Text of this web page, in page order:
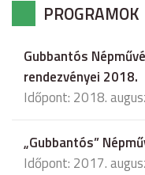
PROGRAMOK
Gubbantós
rendezvényei 2018.
Időpont: 2018.
„Gubbantós”
Időpont: 2017.